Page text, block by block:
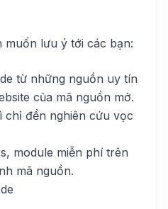
muốn lưu ý tới các bạn:
từ những nguồn uy tín
của mã nguồn mở.
chỉ đển nghiên cứu vọc
module miễn phí trên
mã nguồn.